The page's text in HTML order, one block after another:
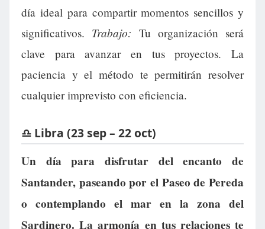
día ideal para compartir momentos sencillos y
significativos. Trabajo: Tu organización será
clave para avanzar en tus proyectos. La
paciencia y el método te permitirán resolver
cualquier imprevisto con eficiencia.
♎ Libra (23 sep – 22 oct)
Un día para disfrutar del encanto de
Santander, paseando por el Paseo de Pereda
o contemplando el mar en la zona del
Sardinero. La armonía en tus relaciones te